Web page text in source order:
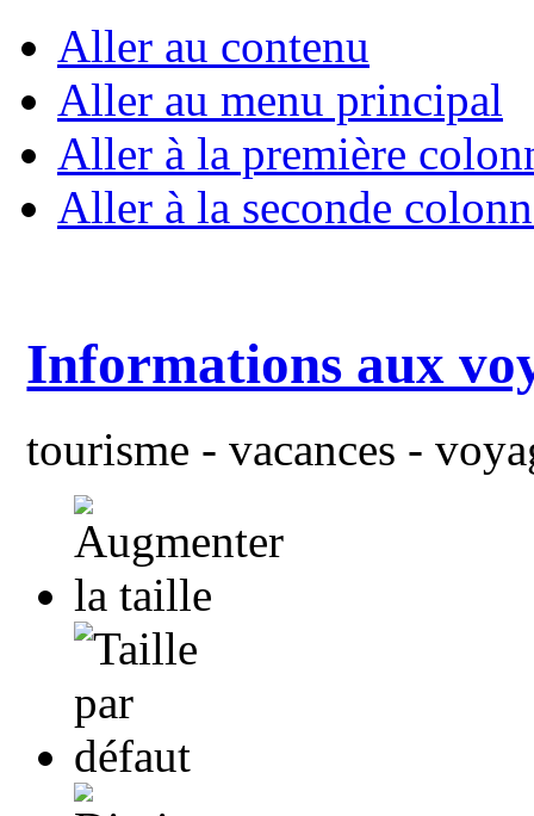
Aller au contenu
Aller au menu principal
Aller à la première
Aller à la seconde
Informations aux
tourisme - vacances -